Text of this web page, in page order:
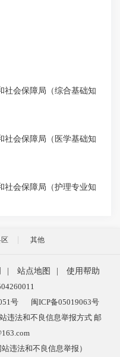
社会保障局（综合基础知
社会保障局（医学基础知
社会保障局（护理专业知
其他
站点地图
使用帮助
号
闽ICP备05019063号
违法和不良信息举报方式 邮
违法和不良信息举报）